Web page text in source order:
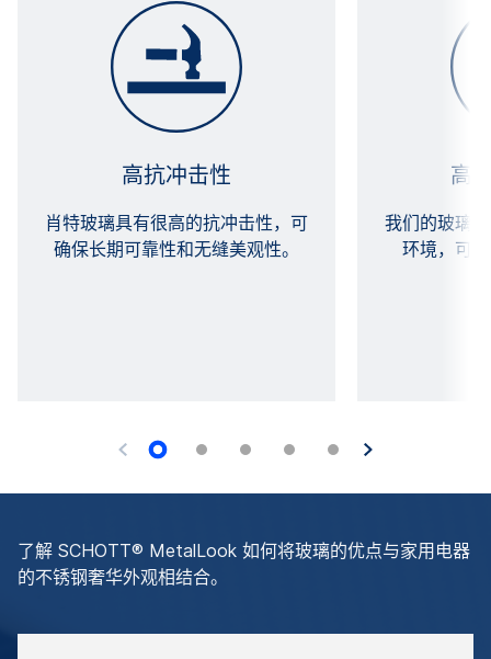
高抗冲击性
肖特玻璃具有很高的抗冲击性，可
确保长期可靠性和无缝美观性。
高
我们的玻璃
环境，可
了解 SCHOTT® MetalLook 如何将玻璃的优点与家用电器
的不锈钢奢华外观相结合。